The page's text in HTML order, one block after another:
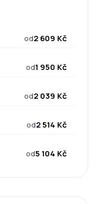
od2 609 Kč
od1 950 Kč
od2 039 Kč
od2 514 Kč
od5 104 Kč